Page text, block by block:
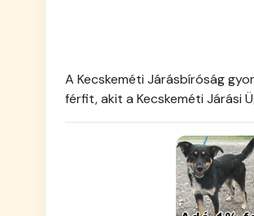
A Kecskeméti Járásbíróság
férfit, akit a Kecskeméti Járási